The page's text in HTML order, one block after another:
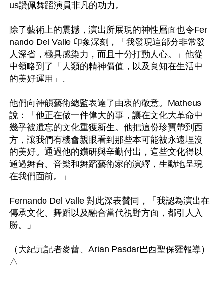
us讚佩舞蹈演員非凡的功力。
除了藝術上的震撼，演出所展現的神性層面也令Fer
nando Del Valle 印象深刻，「我發現這部分非常發
人深省，極具感染力，而且十分打動人心。」他從
中領略到了「人類的精神價值，以及良知在生活中
的美好運用」。
他們向神韻藝術總監表達了由衷的敬意。Matheus
說：「他正在做一件偉大的事，讓在文化大革命中
幾乎被遺忘的文化重獲新生。他把這份珍寶帶到西
方，讓我們有機會親眼看到那些本可能被永遠埋沒
的美好。通過他的鑽研與辛勤付出，這些文化得以
通過舞台、音樂和舞蹈藝術家的演繹，生動地呈現
在我們面前。」
Fernando Del Valle 對此深表贊同，「我認為演出在
傳承文化、舞蹈以及融合當代視野方面，都引人入
勝。」
（大紀元記者麥蕾、Arian Pasdar巴西聖保羅報導）